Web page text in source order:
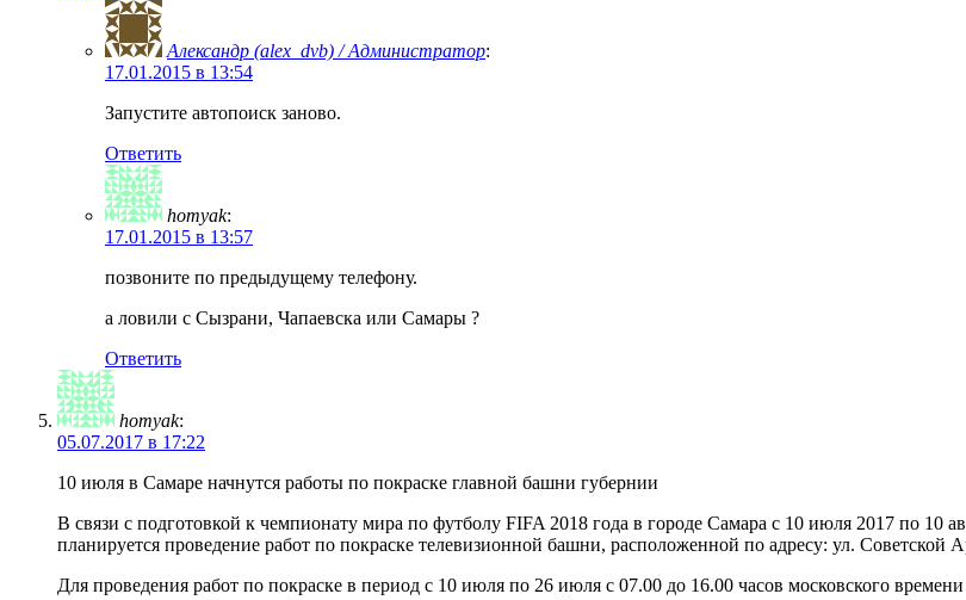
Александр (alex_dvb) / Администратор:
17.01.2015 в 13:54
Запустите автопоиск заново.
Ответить
homyak:
17.01.2015 в 13:57
позвоните по предыдущему телефону.
а ловили с Сызрани, Чапаевска или Самары ?
Ответить
homyak:
05.07.2017 в 17:22
10 июля в Самаре начнутся работы по покраске главной башни губернии
В связи с подготовкой к чемпионату мира по футболу FIFA 2018 года в городе Самара с 10 июля 2017 по 10
планируется проведение работ по покраске телевизионной башни, расположенной по адресу: ул. Советской
Для проведения работ по покраске в период с 10 июля по 26 июля с 07.00 до 16.00 часов московского